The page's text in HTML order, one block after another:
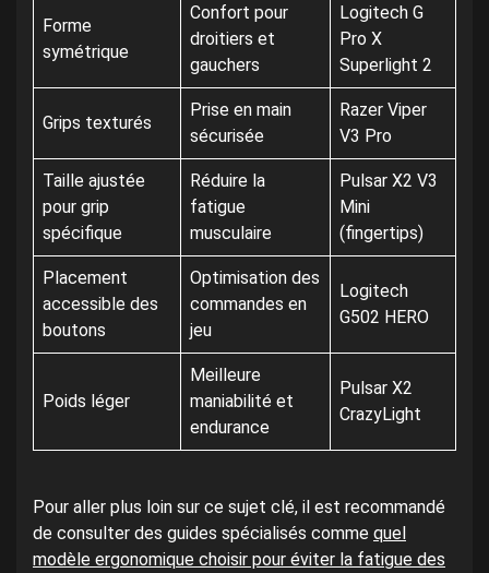
Forme
symétrique
Confort pour
droitiers et
gauchers
Logitech G
Pro X
Superlight 2
Grips texturés
Prise en main
sécurisée
Razer Viper
V3 Pro
Taille ajustée
pour grip
spécifique
Réduire la
fatigue
musculaire
Pulsar X2 V3
Mini
(fingertips)
Placement
accessible des
boutons
Optimisation des
commandes en
jeu
Logitech
G502 HERO
Poids léger
Meilleure
maniabilité et
endurance
Pulsar X2
CrazyLight
Pour aller plus loin sur ce sujet clé, il est recommandé
de consulter des guides spécialisés comme quel
modèle ergonomique choisir pour éviter la fatigue des